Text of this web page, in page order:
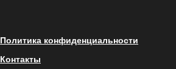
Политика конфиденциальности
Контакты